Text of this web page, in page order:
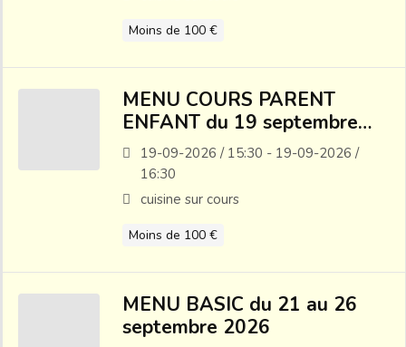
Moins de 100 €
MENU COURS PARENT
ENFANT du 19 septembre
2026
19-09-2026 / 15:30 - 19-09-2026 /
16:30
cuisine sur cours
Moins de 100 €
MENU BASIC du 21 au 26
septembre 2026